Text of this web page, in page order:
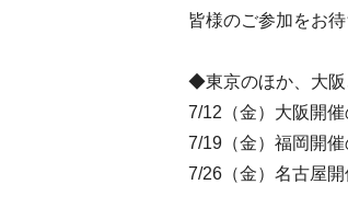
皆様のご参加をお待
◆東京のほか、大阪
7/12（金）大阪開
7/19（金）福岡開
7/26（金）名古屋